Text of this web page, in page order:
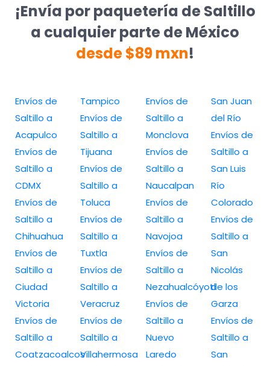
¡Envía por paquetería de Saltillo
a cualquier parte de México
desde $89 mxn!
Envíos de
Saltillo a
Acapulco
Envíos de
Saltillo a
CDMX
Envíos de
Saltillo a
Chihuahua
Envíos de
Saltillo a
Ciudad
Victoria
Envíos de
Saltillo a
Coatzacoalcos
Tampico
Envíos de
Saltillo a
Tijuana
Envíos de
Saltillo a
Toluca
Envíos de
Saltillo a
Tuxtla
Envíos de
Saltillo a
Veracruz
Envíos de
Saltillo a
Villahermosa
Envíos de
Saltillo a
Monclova
Envíos de
Saltillo a
Naucalpan
Envíos de
Saltillo a
Navojoa
Envíos de
Saltillo a
Nezahualcóyotl
Envíos de
Saltillo a
Nuevo
Laredo
San Juan
del Río
Envíos de
Saltillo a
San Luis
Río
Colorado
Envíos de
Saltillo a
San
Nicolás
de los
Garza
Envíos de
Saltillo a
San